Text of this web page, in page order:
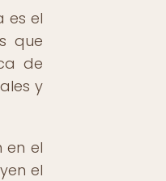
es el
que
de
y
en el
el